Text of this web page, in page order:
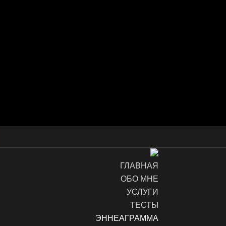
ГЛАВНАЯ
ОБО МНЕ
УСЛУГИ
ТЕСТЫ
ЭННЕАГРАММА